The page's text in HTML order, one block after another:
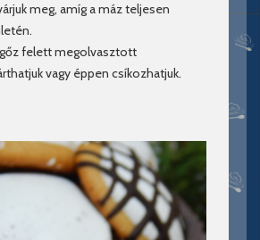
meg, amíg a máz teljesen
felett megolvasztott
vagy éppen csíkozhatjuk.